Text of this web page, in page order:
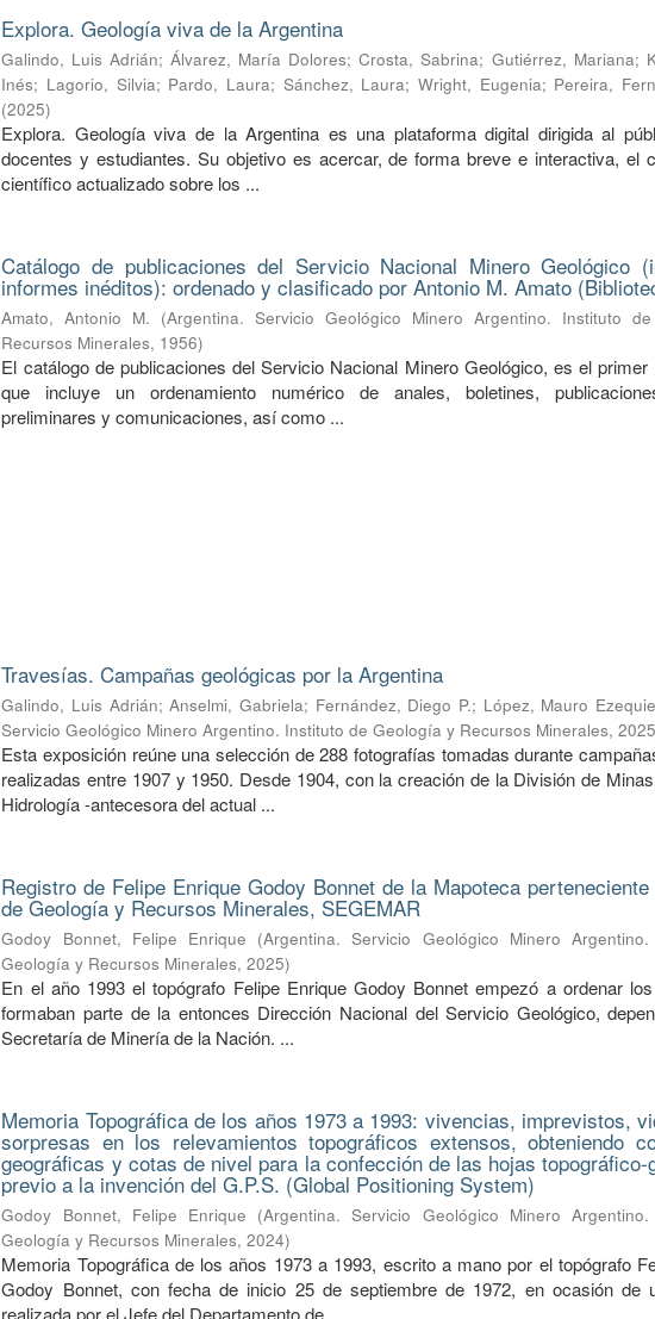
Explora. Geología viva de la Argentina
Galindo, Luis Adrián;Álvarez, María Dolores;Crosta, Sabrina; Gutiérrez, Mariana;
Inés; Lagorio, Silvia; Pardo, Laura; Sánchez, Laura; Wright, Eugenia; Pereira,
(2025)
Explora. Geología viva de la Argentina es una plataforma digital dirigida al
docentes y estudiantes. Su objetivo es acercar, de forma breve e interactiva, el
científico actualizado sobre los ...
Catálogo de publicaciones del Servicio Nacional Minero Geológico
informes inéditos): ordenado y clasificado por Antonio M. Amato
Amato, Antonio M. (Argentina. Servicio Geológico Minero Argentino. Instituto
Recursos Minerales, 1956)
El catálogo de publicaciones del Servicio Nacional Minero Geológico, es el primer
que incluye un ordenamiento numérico de anales, boletines,
preliminares y comunicaciones, así como ...
Travesías. Campañas geológicas por la Argentina
Galindo, Luis Adrián;Anselmi, Gabriela; Fernández, Diego P.; López, Mauro
Servicio Geológico Minero Argentino. Instituto de Geología y Recursos Minerales,
Esta exposición reúne una selección de 288 fotografías tomadas durante
realizadas entre 1907 y 1950. Desde 1904, con la creación de la División de
Hidrología -antecesora del actual ...
Registro de Felipe Enrique Godoy Bonnet de la Mapoteca
de Geología y Recursos Minerales, SEGEMAR
Godoy Bonnet, Felipe Enrique (Argentina. Servicio Geológico Minero
Geología y Recursos Minerales,2025)
En el año 1993 el topógrafo Felipe Enrique Godoy Bonnet empezó a ordenar
formaban parte de la entonces Dirección Nacional del Servicio Geológico,
Secretaría de Minería de la Nación. ...
Memoria Topográfica de los años 1973 a 1993: vivencias, imprevistos,
sorpresas en los relevamientos topográficos extensos, obteniendo
geográficas y cotas de nivel para la confección de las hojas topográfico-
previo a la invención del G.P.S. (Global Positioning System)
Godoy Bonnet, Felipe Enrique (Argentina. Servicio Geológico Minero
Geología y Recursos Minerales,2024)
Memoria Topográfica de los años 1973 a 1993, escrito a mano por el topógrafo
Godoy Bonnet, con fecha de inicio 25 de septiembre de 1972, en ocasión de
realizada por el Jefe del Departamento de ...